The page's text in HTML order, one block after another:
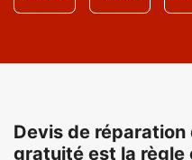
Devis de réparation
gratuité est la règle